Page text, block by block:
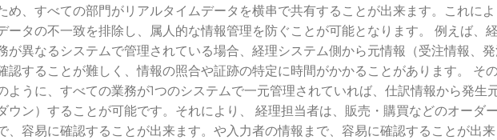
め、すべての部門がリアルタイムデータを横串で共有することが出来ます。これによ
ータの不一致を排除し、属人的な情報管理を防ぐことが可能となります。 例えば、
が異なるシステムで管理されている場合、経理システム側から元情報（受注情報、
認することが難しく、情報の照合や証跡の特定に時間がかかることがあります。 そ
うに、すべての業務が1つのシステムで一元管理されていれば、仕訳情報から発生
ウン）することが可能です。それにより、 経理担当者は、販売・購買などのオーダ
、容易に確認することが出来ます。や入力者の情報まで、容易に確認することが出来